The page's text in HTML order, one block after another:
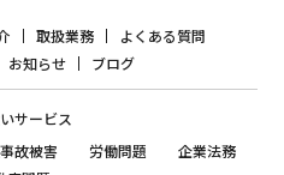
取扱業務
よくある質問
お知らせ ブログ
サービス
故被害 労働問題
企業法務